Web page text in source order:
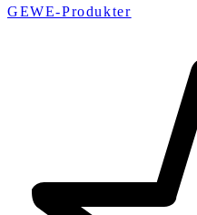
GEWE-Produkter